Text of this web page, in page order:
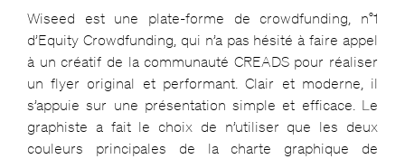
Wiseed est une plate-forme de crowdfunding, n°1
d’Equity Crowdfunding, qui n’a pas hésité à faire appel
à un créatif de la communauté CREADS pour réaliser
un flyer original et performant. Clair et moderne, il
s’appuie sur une présentation simple et efficace. Le
graphiste a fait le choix de n’utiliser que les deux
couleurs principales de la charte graphique de